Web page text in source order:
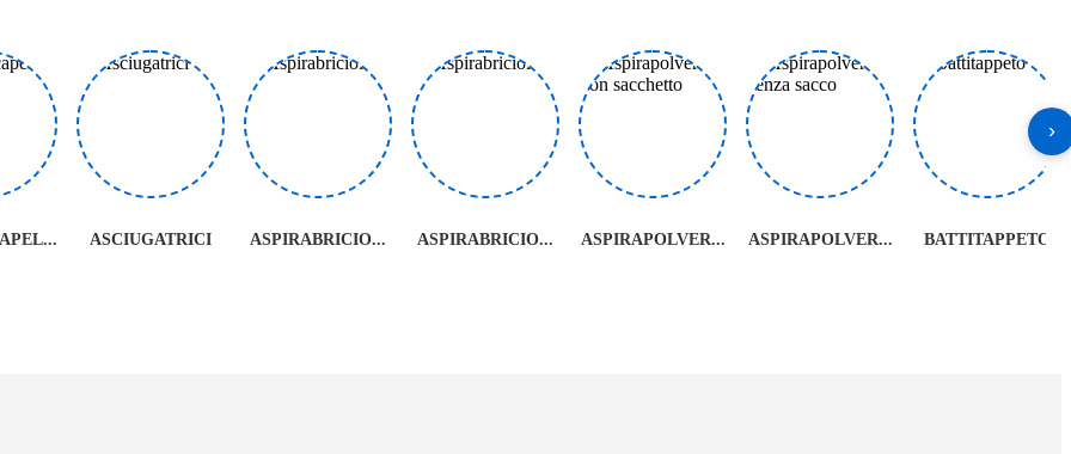
›
ASCIUGATRICI ASPIRABRICIO... ASPIRABRICIO... ASPIRAPOLVER... ASPIRAPOLVER... BATTITAPPETO